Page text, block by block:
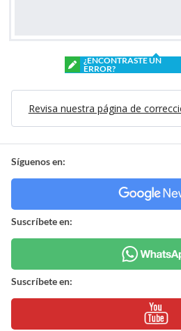
¿ENCONTRASTE UN
ERROR?
Revisa nuestra página de
Síguenos en:
Suscríbete en:
Suscríbete en: